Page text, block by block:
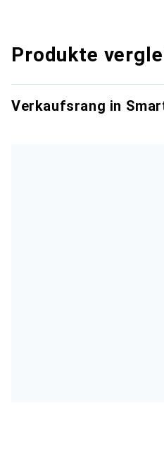
Produkte
Verkaufsrang in